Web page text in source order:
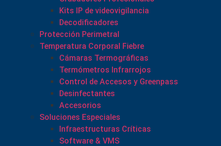
Kits IP de videovigilancia
Decodificadores
Protección Perimetral
Temperatura Corporal Fiebre
Cámaras Termográficas
Termómetros Infrarrojos
Control de Accesos y Greenpass
Desinfectantes
Accesorios
Soluciones Especiales
Infraestructuras Críticas
Software & VMS